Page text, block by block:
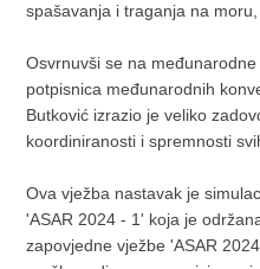
spašavanja i traganja na
Osvrnuvši se na
potpisnica međunarodnih
Butković izrazio je veliko
koordiniranosti i spremnosti
Ova vježba nastavak je
'ASAR 2024 - 1' koja je
zapovjedne vježbe 'ASAR